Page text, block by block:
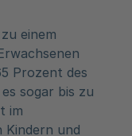
einem
Prozent des
sogar bis zu
im
Kindern und